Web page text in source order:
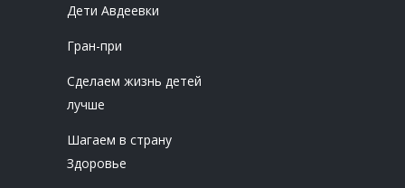
Дети Авдеевки
Гран-при
Сделаем жизнь детей
лучше
Шагаем в страну
Здоровье